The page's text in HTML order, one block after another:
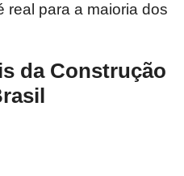
real para a maioria dos
da Construção